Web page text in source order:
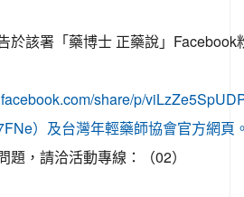
於該署「藥博士 正藥說」Facebook
share/p/
）及台灣年輕藥師協會官方網頁
題，請洽活動專線：（02）